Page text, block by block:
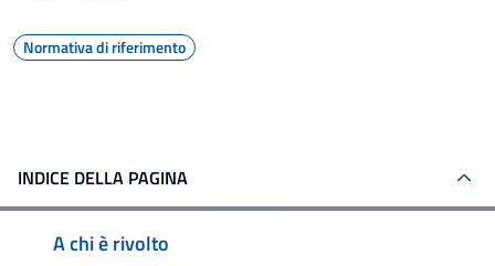
Normativa di riferimento
INDICE DELLA PAGINA
A chi è rivolto